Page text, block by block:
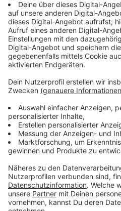
Anzeige
Im Laufe des Abends sei
"aggressiver und
Polizeibericht. Die Beamten
eingeschritten und haben
angefertigt. 16 Personen
wieder entspannt, auch weil
Hause gegangen sind.
Anzeige
Polizei spricht
Anzeige